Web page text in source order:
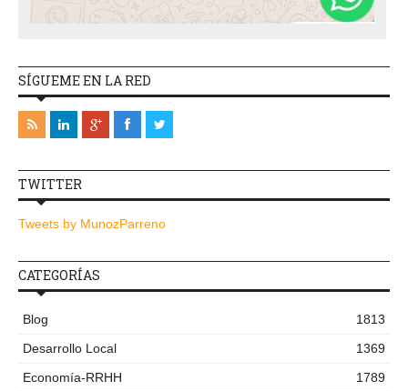
SÍGUEME EN LA RED
TWITTER
Tweets by MunozParreno
CATEGORÍAS
Blog
1813
Desarrollo Local
1369
Economía-RRHH
1789